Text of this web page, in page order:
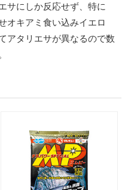
サにしか反応せず、特に
オキアミ食い込みイエロ
アタリエサが異なるので数